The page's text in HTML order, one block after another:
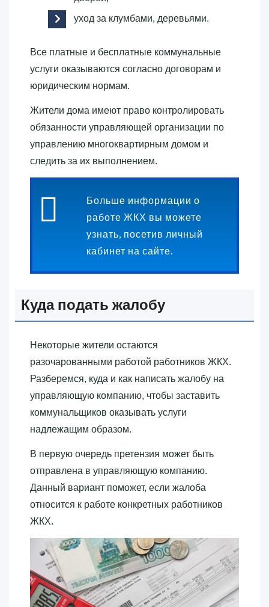
уход за клумбами, деревьями.
Все платные и бесплатные коммунальные
услуги оказываются согласно договорам и
юридическим нормам.
Жители дома имеют право контролировать
обязанности управляющей организации по
управлению многоквартирным домом и
следить за их выполнением.
Больше информации о
работе ЖКХ вы можете
узнать, посетив личный
кабинет на сайте.
Куда подать жалобу
Некоторые жители остаются
разочарованными работой работников ЖКХ.
Разберемся, куда и как написать жалобу на
управляющую компанию, чтобы заставить
коммунальщиков оказывать услуги
надлежащим образом.
В первую очередь претензия может быть
отправлена в управляющую компанию.
Данный вариант поможет, если жалоба
относится к работе конкретных работников
ЖКХ.